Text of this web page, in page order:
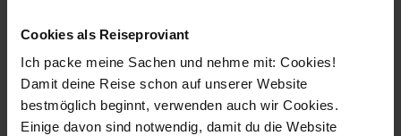
Cookies als Reiseproviant
Ich packe meine Sachen und nehme mit: Cookies!
Damit deine Reise schon auf unserer Website
bestmöglich beginnt, verwenden auch wir Cookies.
Einige davon sind notwendig, damit du die Website
Acker – und weiß deshalb genau, wie man tolle
Begegnungen mit Bauern auf Reisen haben
kann. Durch sein Studium der deutschen
Sprache und viele Begegnungen mit Reisenden